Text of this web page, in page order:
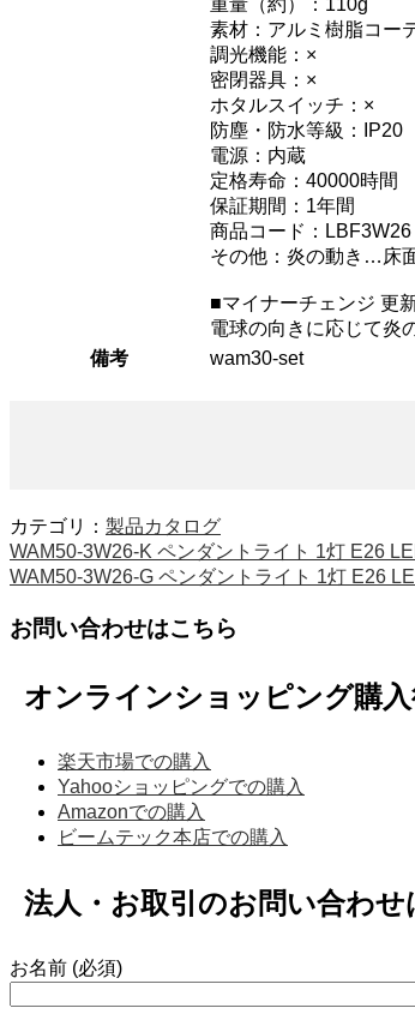
素材：アルミ樹脂コー
調光機能：×
密閉器具：×
ホタルスイッチ：×
防塵・防水等級：IP20
電源：内蔵
定格寿命：40000時間
保証期間：1年間
商品コード：LBF3W26
その他：炎の動き…床
■マイナーチェンジ 更
電球の向きに応じて炎
備考
wam30-set
カテゴリ： 製品カタログ
WAM50-3W26-K ペンダントライト 1灯 E26
WAM50-3W26-G ペンダントライト 1灯 E26
お問い合わせはこちら
オンラインショッピング購
楽天市場での購入
Yahooショッピングでの購入
Amazonでの購入
ビームテック本店での購入
法人・お取引のお問い合わ
お名前 (必須)